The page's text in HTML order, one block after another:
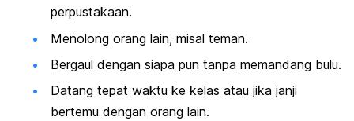
perpustakaan.
Menolong orang lain, misal teman.
Bergaul dengan siapa pun tanpa memandang bulu.
Datang tepat waktu ke kelas atau jika janji
bertemu dengan orang lain.